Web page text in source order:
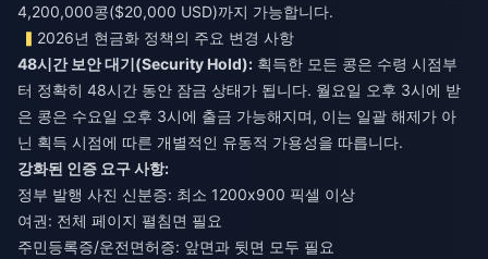
4,200,000콩($20,000 USD)까지 가능합니다.
2026년 현금화 정책의 주요 변경 사항
48시간 보안 대기(Security Hold): 획득한 모든 콩은 수령 시점부
터 정확히 48시간 동안 잠금 상태가 됩니다. 월요일 오후 3시에 받
은 콩은 수요일 오후 3시에 출금 가능해지며, 이는 일괄 해제가 아
닌 획득 시점에 따른 개별적인 유동적 가용성을 따릅니다.
강화된 인증 요구 사항:
정부 발행 사진 신분증: 최소 1200x900 픽셀 이상
여권: 전체 페이지 펼침면 필요
주민등록증/운전면허증: 앞면과 뒷면 모두 필요